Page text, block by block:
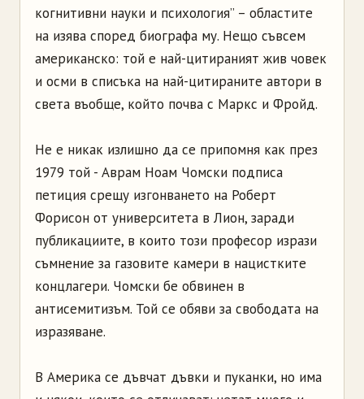
когнитивни науки и психология” – областите
на изява според биографа му. Нещо съвсем
американско: той е най-цитираният жив човек
и осми в списъка на най-цитираните автори в
света въобще, който почва с Маркс и Фройд.
Не е никак излишно да се припомня как през
1979 той - Аврам Ноам Чомски подписа
петиция срещу изгонването на Роберт
Форисон от университета в Лион, заради
публикациите, в които този професор изрази
съмнение за газовите камери в нацистките
концлагери. Чомски бе обвинен в
антисемитизъм. Той се обяви за свободата на
изразяване.
В Америка се дъвчат дъвки и пуканки, но има